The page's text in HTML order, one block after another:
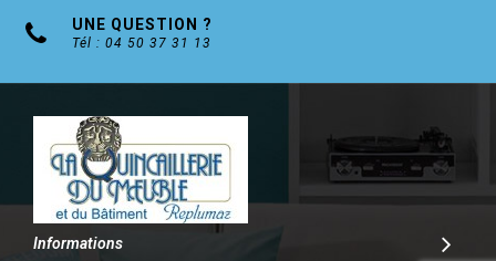
UNE QUESTION ?
Tél : 04 50 37 31 13
Informations